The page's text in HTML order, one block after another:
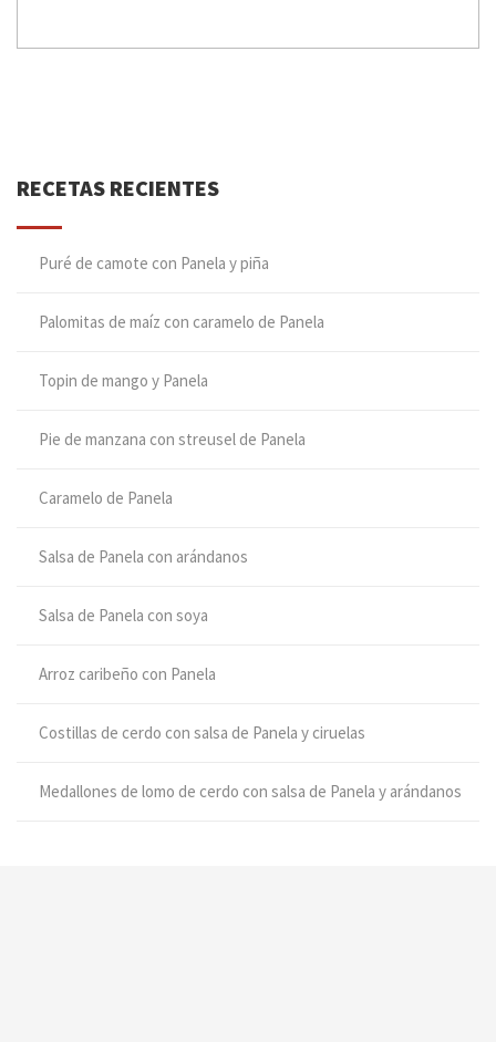
RECETAS RECIENTES
Puré de camote con Panela y piña
Palomitas de maíz con caramelo de Panela
Topin de mango y Panela
Pie de manzana con streusel de Panela
Caramelo de Panela
Salsa de Panela con arándanos
Salsa de Panela con soya
Arroz caribeño con Panela
Costillas de cerdo con salsa de Panela y ciruelas
Medallones de lomo de cerdo con salsa de Panela y arándanos